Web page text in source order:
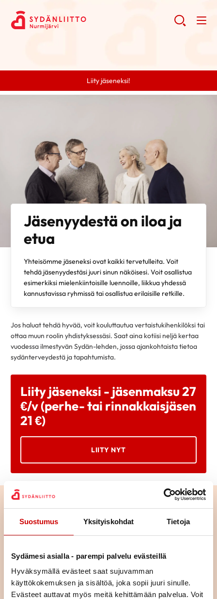
Suostumus Yksityiskohdat Tietoja
Sydämesi asialla - parempi palvelu evästeillä
Hyväksymällä evästeet saat sujuvamman
käyttökokemuksen ja sisältöä, joka sopii juuri sinulle.
Evästeet auttavat myös meitä kehittämään palvelua. Voit
Liity jäseneksi!
Jäsenyydestä on iloa ja
etua
Yhteisömme jäseneksi ovat kaikki tervetulleita. Voit
tehdä jäsenyydestäsi juuri sinun näköisesi. Voit osallistua
esimerkiksi mielenkiintoisille luennoille, liikkua yhdessä
kannustavissa ryhmissä tai osallistua erilaisille retkille.
Jos haluat tehdä hyvää, voit kouluttautua vertaistukihenkilöksi tai
ottaa muun roolin yhdistyksessäsi. Saat aina kotiisi neljä kertaa
vuodessa ilmestyvän Sydän-lehden, jossa ajankohtaista tietoa
sydänterveydestä ja tapahtumista.
Liity jäseneksi - jäsenmaksu 27
€/v (perhe- tai rinnakkaisjäsen
21 €)
LIITY NYT